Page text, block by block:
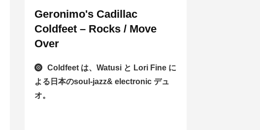
Geronimo's Cadillac
Coldfeet – Rocks / Move
Over
Coldfeet は、Watusi と Lori Fine に
よる日本のsoul-jazz& electronic デュ
オ。